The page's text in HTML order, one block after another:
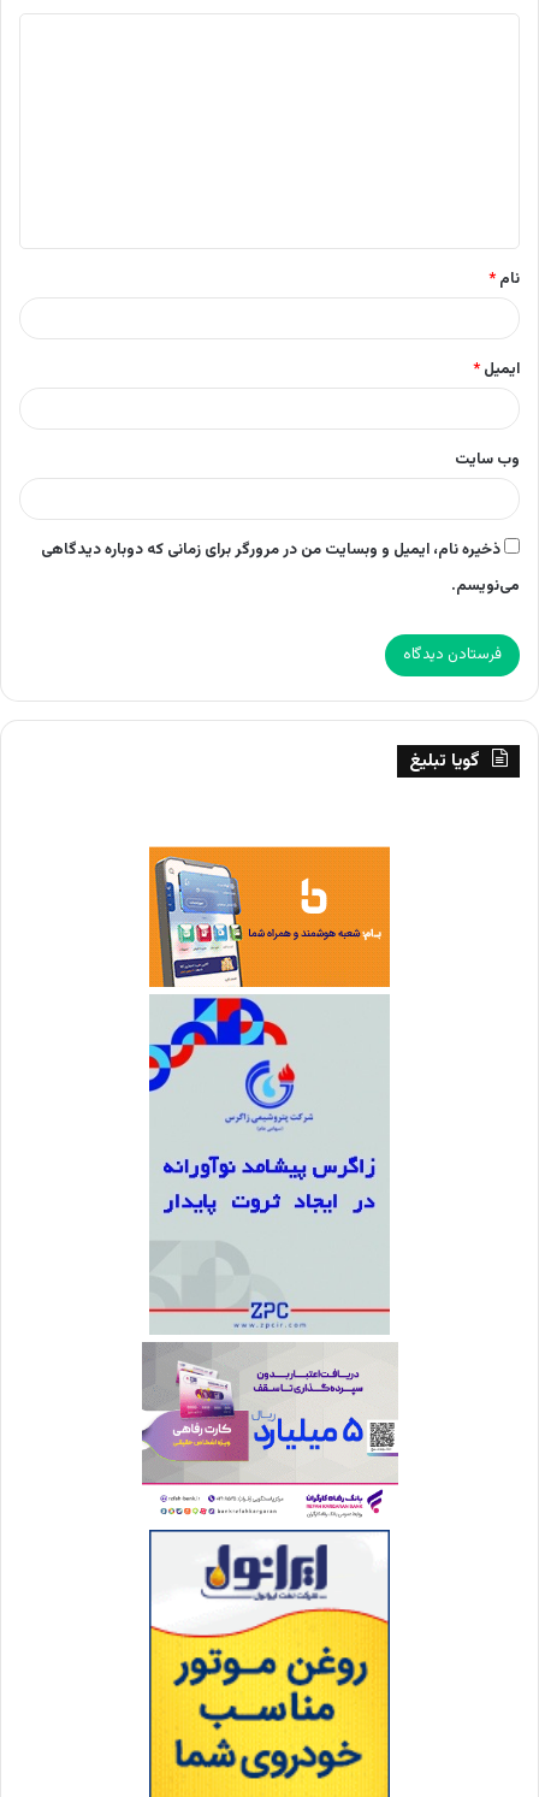
*
نام *
ایمیل *
وب‌ سایت
ذخیره نام، ایمیل و وبسایت من در مرورگر برای زمانی که دوباره دیدگاهی
می‌نویسم.
گویا تبلیغ